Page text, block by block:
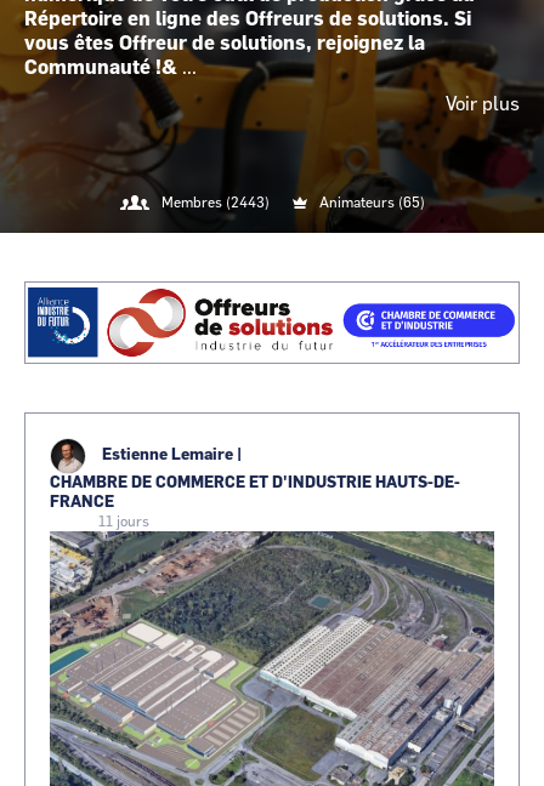
CCI Business
Occitanie
CCI Business
Pays de la Loire
CCI Business
Occitanie
CCI Business
Pays de la Loire
Répertoire en ligne des Offreurs de solutions. Si
vous êtes Offreur de solutions, rejoignez la
Communauté !& ...
Voir plus
Membres (2443) Animateurs (65)
@cartography_link_title
Contacter
les
animateurs
Visuel
Image
Estienne Lemaire
CHAMBRE DE COMMERCE ET D'INDUSTRIE HAUTS-DE-
FRANCE
11 jours
Image